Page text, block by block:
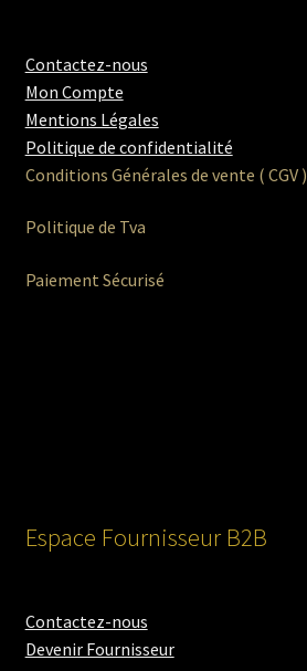
Contactez-nous
Mon Compte
Mentions Légales
Politique de confidentialité
Conditions Générales de vente ( CGV )
Politique de Tva
Paiement Sécurisé
Espace Fournisseur B2B
Contactez-nous
Devenir Fournisseur